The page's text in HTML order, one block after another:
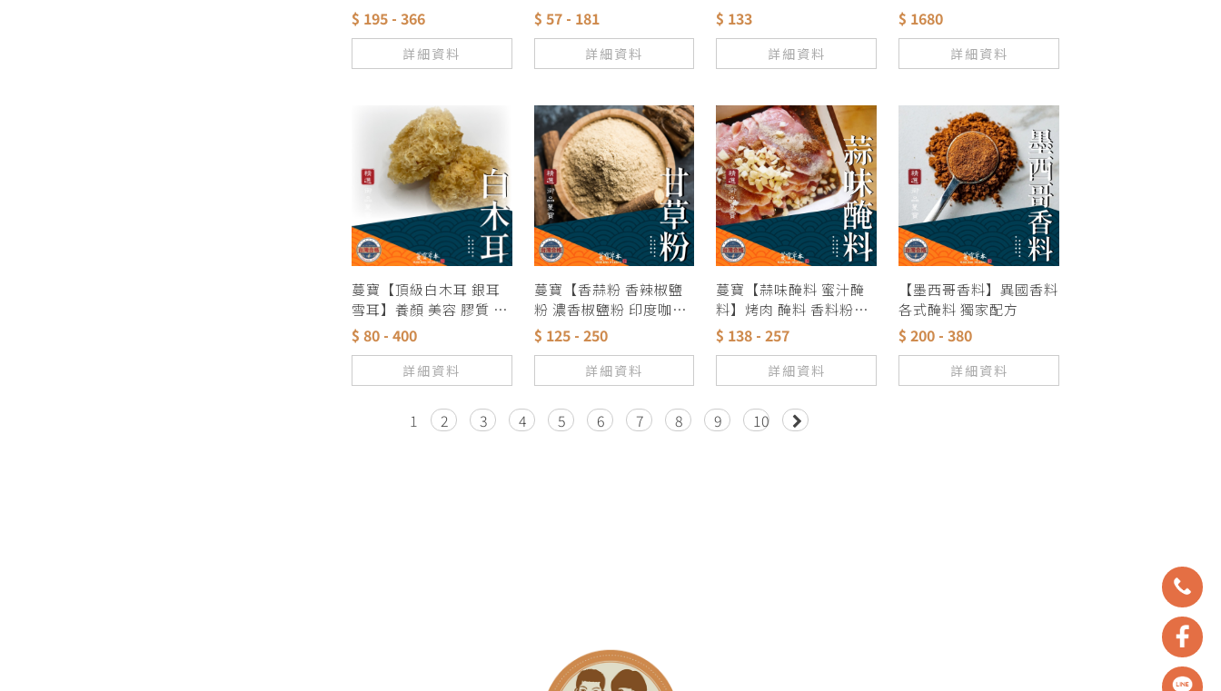
茶葉 茶包 眼睛保養
$ 195 - 366
詳細資料
玫瑰 紅玫瑰 迷迭香 菊花
檸檬草 金銀花 茉莉花 薰
衣草 桃花桂花 歐薄荷
$ 57 - 181
詳細資料
級烏梅 】養生 促進新陳
代謝 保健美顏 夏天聖品
山楂 酸梅湯 烏梅 花茶
$ 133
詳細資料
$ 1680
詳細資料
蔓寶【頂級白木耳 銀耳
雪耳】養顏 美容 膠質 黃
大花 夏天甜品
$ 80 - 400
詳細資料
蔓寶【香蒜粉 香辣椒鹽
粉 濃香椒鹽粉 印度咖哩
粉 甘草粉】各式料理香
料粉類湯底 獨家配方
$ 125 - 250
詳細資料
蔓寶【蒜味醃料 蜜汁醃
料】烤肉 醃料 香料粉獨
家配方
$ 138 - 257
詳細資料
【墨西哥香料】異國香料
各式醃料 獨家配方
$ 200 - 380
詳細資料
1 2 3 4 5 6 7 8 9 10